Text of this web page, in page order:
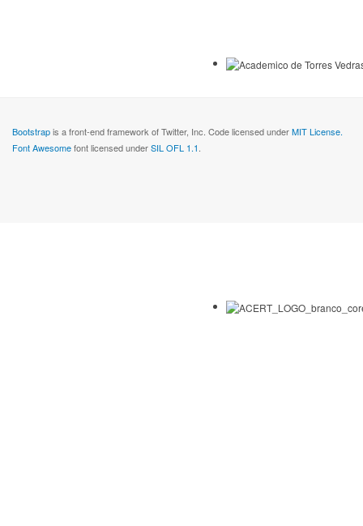
Bootstrapis a front-end framework of Twitter, Inc. Code licensed underMIT License.
Font Awesomefont licensed underSIL OFL 1.1